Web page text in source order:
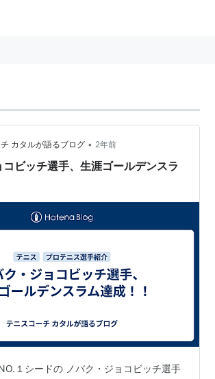
カタルが語るブログ • 2年前
コビッチ選手、生涯ゴールデンスラ
１シードの ノバク・ジョコビッチ選手